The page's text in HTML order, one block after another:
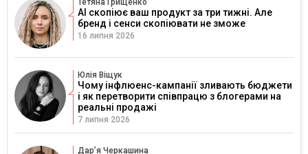
Тетяна Грищенко
AI скопіює ваш продукт за три тижні. Але
бренд і сенси скопіювати не зможе
16 липня 2026
Юлія Віщук
Чому інфлюенс-кампанії зливають бюджети
і як перетворити співпрацю з блогерами на
реальні продажі
7 липня 2026
Дарʼя Черкашина